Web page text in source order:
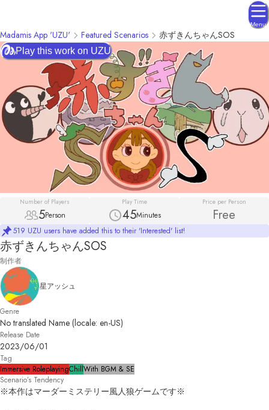
Menu
Madamis App 'UZU' Featured Scenarios 赤ずきんちゃんSOS
Number of Players
5Person
Play Time
45Minutes
Price per Person
Free
519 UZU users have added this to their 'Interested' list!
Play this work on UZU
赤ずきんちゃんSOS
制作者
星アッシュ
Genre
No translated Name (locale: en-US)
Release Date
2023/06/01
Tag
Immersive RoleplayingChillWith BGM & SE
Scenario’s Tendency
※本作はマーダーミステリー風人狼ゲームです※